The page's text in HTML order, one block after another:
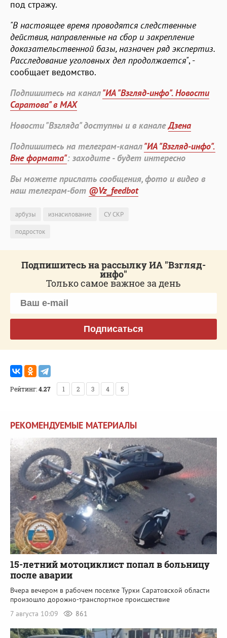
под стражу.
"В настоящее время проводятся следственные
действия, направленные на сбор и закрепление
доказательственной базы, назначен ряд экспертиз.
Расследование уголовных дел продолжается", -
сообщает ведомство.
Подпишитесь на канал"ИА "Взгляд-инфо". Новости
Саратова" в MAX
Новости "Взгляда" доступны и в каналеДзена
Подпишитесь на телеграм-канал"ИА "Взгляд-инфо".
Вне формата": заходите - будет интересно
Вы можете прислать сообщения, фото и видео в
наш телеграм-бот @Vz_feedbot
арбузы изнасилование
СУ СКР
подросток
Подпишитесь на рассылку ИА "Взгляд-
инфо"
Только самое важное за день
Подписаться
Рейтинг:4.27 1 2 3 4 5
РЕКОМЕНДУЕМЫЕ МАТЕРИАЛЫ
15-летний мотоциклист попал в больницу
после аварии
Вчера вечером в рабочем поселке Турки Саратовской области
произошло дорожно-транспортное происшествие
7 августа 10:09
861